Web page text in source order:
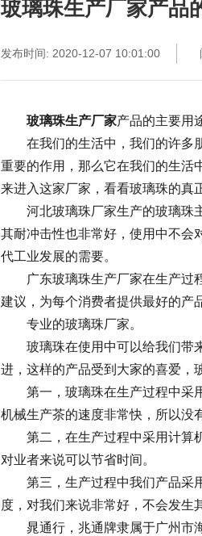
玻璃珠生产厂家产品
发布时间: 2020-12-07 10:01:00
玻璃珠生产厂家产品的主要用
在我们的生活中，我们的许多朋
重要的作用，那么它在我们的生活
来进入这家厂家，看看玻璃珠的真
河北玻璃珠厂家生产的玻璃珠主
其耐冲击性也非常好，使用中不会
代工业发展的需要。
广东玻璃珠生产厂家在生产过程
建议，为每个消费者提供最好的产
专业的玻璃珠厂家。
玻璃珠在使用中可以给我们带来
进，这样的产品受到大家的喜爱，
第一，玻璃珠在生产过程中采用
机械生产茶的速度非常快，所以没
第二，在生产过程中采用计算机
对业者来说可以节省时间。
第三，生产过程中我们产品采用
度，对我们来说非常好，不会发生
晁通行，兆通牌隶属于广州市海